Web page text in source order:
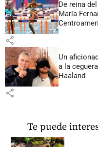
De reina
María
share
Un
a la
Haaland
share
Te puede